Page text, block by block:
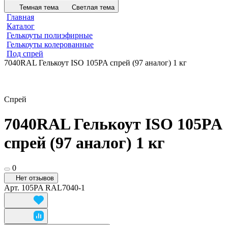
Темная тема Светлая тема
Главная
Каталог
Гелькоуты полиэфирные
Гелькоуты колерованные
Под спрей
7040RAL Гелькоут ISO 105PA спрей (97 аналог) 1 кг
Спрей
7040RAL Гелькоут ISO 105PA
спрей (97 аналог) 1 кг
0
Нет отзывов
Арт. 105PA RAL7040-1